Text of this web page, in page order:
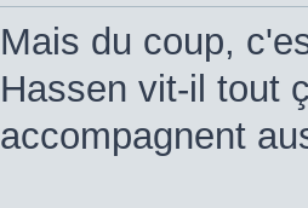
Mais du coup,
Hassen vit-il tout
accompagnent